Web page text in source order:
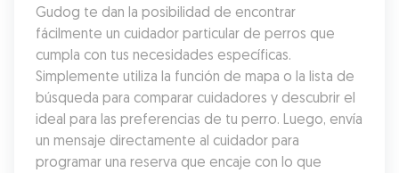
Gudog te dan la posibilidad de encontrar
fácilmente un cuidador particular de perros que
cumpla con tus necesidades específicas.
Simplemente utiliza la función de mapa o la lista de
búsqueda para comparar cuidadores y descubrir el
ideal para las preferencias de tu perro. Luego, envía
un mensaje directamente al cuidador para
programar una reserva que encaje con lo que